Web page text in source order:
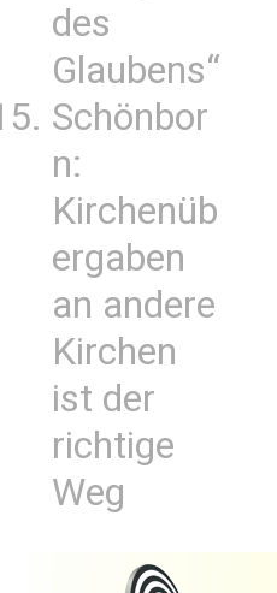
des
Glaubens“
Schönbor
n:
Kirchenüb
ergaben
an andere
Kirchen
ist der
richtige
Weg